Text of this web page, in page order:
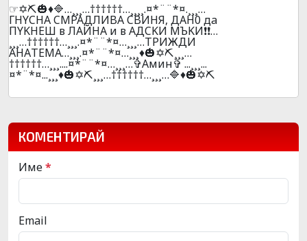
☞✡️⛏️🎃♦️🔷…¸¸¸…††††††…¸¸¸¸.¤*¨¨*¤.¸¸¸…
ГHYCHA CMPAДЛИBA CBИHЯ, ДAH0 дa
ПYKHEШ в ЛAЙHA и в AДCKИ MЪKИ❗❗…
¸¸¸…††††††…¸¸¸.¤*¨¨*¤…¸¸¸…ТPИЖДИ
AНAТЕМА…¸¸¸.¤*¨¨*¤…¸¸¸♦️🎃✡️⛏️¸¸¸…
††††††…¸¸¸....¤*¨¨*¤…¸¸¸…✞Амин✞ ...¸¸¸...
¤*¨*¤...¸¸¸♦️🎃✡️⛏️¸¸¸…††††††…¸¸¸…🔷♦️🎃✡️⛏️
КОМЕНТИРАЙ
Име*
Email